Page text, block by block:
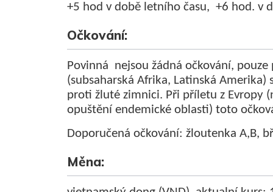
+5 hod v době letního času, +6 hod. v
Očkování:
Povinná nejsou žádná očkování,
(subsaharská Afrika, Latinská Amerika)
proti žluté zimnici. Při příletu z Evropy
opuštění endemické oblasti) toto
Doporučená očkování: žloutenka A,B,
Měna: